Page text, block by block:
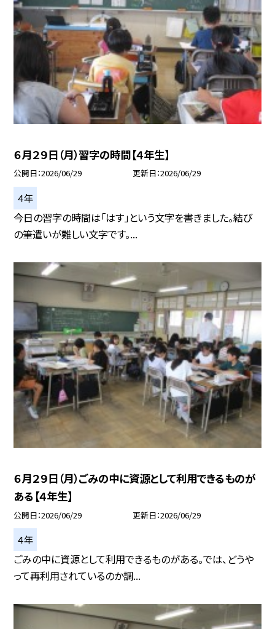
６月２９日（月）習字の時間【４年生】
公開日 2026/06/29 更新日 2026/06/29
４年
今日の習字の時間は「はす」という文字を書きました。結び
の筆遣いが難しい文字です。...
６月２９日（月）ごみの中に資源として利用できるものが
ある【４年生】
公開日 2026/06/29 更新日 2026/06/29
４年
ごみの中に資源として利用できるものがある。では、どうや
って再利用されているのか調...